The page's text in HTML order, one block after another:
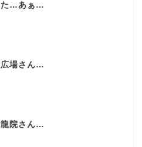
た…あぁ…
場さん…
龍院さん…